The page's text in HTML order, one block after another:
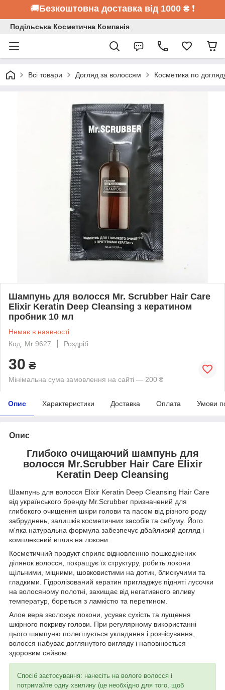
🚚Безкоштовна доставка від 1000 ₴ ❗
Подільська Косметична Компанія
Всі товари Догляд за волоссям Косметика по
Шампунь для волосся Mr. Scrubber Hair Care
Elixir Keratin Deep Cleansing з кератином
пробник 10 мл
Немає в наявності
Код: Mr 9627
Роздріб
30 ₴
Мінімальна сума замовлення на сайті — 200 ₴
Опис Характеристики Доставка Оплата Умови
Опис
Глибоко очищаючий шампунь для
волосся Mr.Scrubber Hair Care Elixir
Keratin Deep Cleansing
Шампунь для волосся Elixir Keratin Deep Cleansing Hair Care
від українського бренду Mr.Scrubber призначений для
глибокого очищення шкіри голови та пасом від різного роду
забруднень, залишків косметичних засобів та себуму. Його
м'яка натуральна формула забезпечує дбайливий догляд і
комплексний вплив на локони.
Косметичний продукт сприяє відновленню пошкоджених
ділянок волосся, покращує їх структуру, робить локони
щільними, міцними, шовковистими на дотик, блискучими та
гладкими. Гідролізований кератин пригладжує підняті лусочки
на волосяному полотні, захищає від негативного впливу
температур, бореться з ламкістю та перетином.
Алое вера зволожує локони, усуває сухість та лущення
шкірного покриву голови. При регулярному використанні
цього шампуню полегшується укладання і розчісування,
волосся набуває доглянутого вигляду і наповнюється
здоровим сяйвом.
Спосіб застосування: нанесіть на вологе волосся і
потримайте одну хвилину (це необхідно для того, щоб